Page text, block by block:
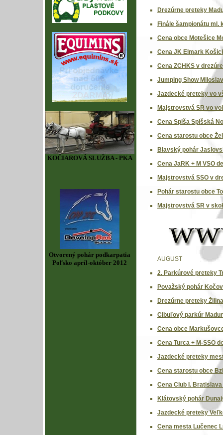
KOČIAROVÁ SLUŽBA - PKA
Otvorený pohár podkarpatia
Poľsko apríl-október 2012
Drezúrne preteky
Finále šampionátu ml.
Cena obce Motešice
Cena JK Elmark
Cena ZCHKS v
Jumping Show
Jazdecké preteky vo
Majstrovstvá SR vo
Cena Spiša Spišská
Cena starostu obce
Blavský pohár
Cena JaRK + M VSO
Majstrovstvá SSO v
Pohár starostu obce
Majstrovstvá SR v
AUGUST
2. Parkúrové preteky
Považský pohár
Drezúrne preteky
Cibuľový parkúr
Cena obce
Cena Turca + M-SSO
Jazdecké preteky
Cena starostu obce
Cena Club I. Bratislava
Klátovský pohár
Jazdecké preteky
Cena mesta Lučenec